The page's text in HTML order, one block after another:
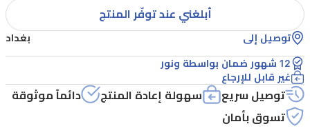
120
هرتز،
مما
يمنحك
تجربة
تصفح
ومشاهدة
أبلغني عند توفّر المنتج
توصيل إلى بغداد
12 شهور ضمان بواسطة ونور
غير قابل للإرجاع
توصيل سريع سهولة إعادة المنتج
دائماً موثوقة
تسوق بأمان